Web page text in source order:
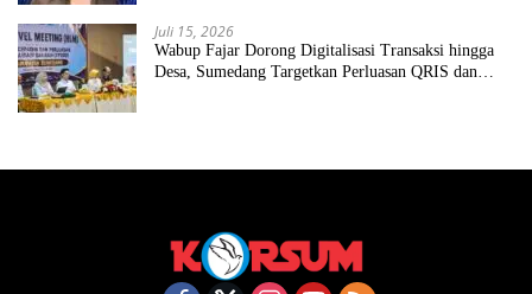
Juli 15, 2026
Wabup Fajar Dorong Digitalisasi Transaksi hingga
Desa, Sumedang Targetkan Perluasan QRIS dan